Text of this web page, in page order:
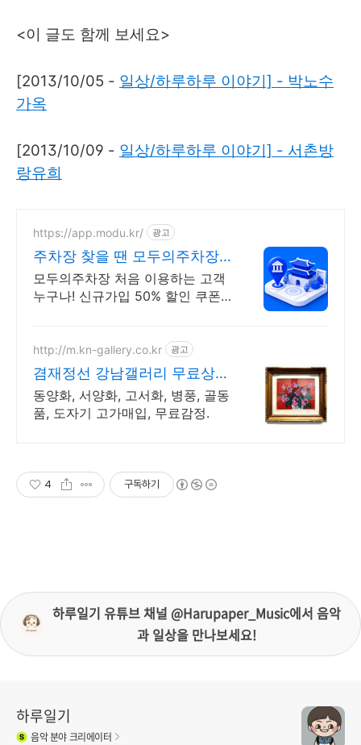
<이 글도 함께 보세요>
[2013/10/05 - 일상/하루하루 이야기] - 박노수
가옥
[2013/10/09 - 일상/하루하루 이야기] - 서촌방
랑유희
https://app.modu.kr/ 광고
주차장 찾을 땐 모두의주차장
주차장 검색은 모두의주차장
모두의주차장 처음 이용하는 고객
누구나! 신규가입 50% 할인 쿠폰
http://m.kn-gallery.co.kr 광고
겸재정선 강남갤러리 무료상
담, 감정 받아보세요!
동양화, 서양화, 고서화, 병풍, 골동
품, 도자기 고가매입, 무료감정.
4 구독하기
하루일기 유튜브 채널 @Harupaper_Music에서 음악
과 일상을 만나보세요!
하루일기
음악분야 크리에이터